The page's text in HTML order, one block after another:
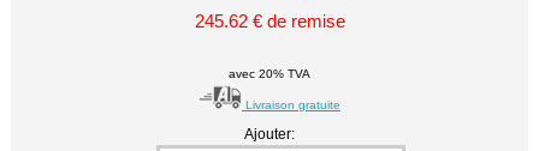
245.62 € de remise
avec 20% TVA
Livraison gratuite
Ajouter: